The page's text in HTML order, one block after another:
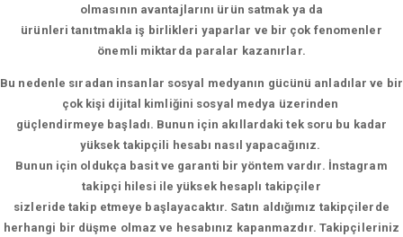
olmasının avantajlarını ürün satmak ya da
ürünleri tanıtmakla iş birlikleri yaparlar ve bir çok fenomenler
önemli miktarda paralar kazanırlar.
Bu nedenle sıradan insanlar sosyal medyanın gücünü anladılar ve bir
çok kişi dijital kimliğini sosyal medya üzerinden
güçlendirmeye başladı. Bunun için akıllardaki tek soru bu kadar
yüksek takipçili hesabı nasıl yapacağınız.
Bunun için oldukça basit ve garanti bir yöntem vardır. İnstagram
takipçi hilesi ile yüksek hesaplı takipçiler
sizleride takip etmeye başlayacaktır. Satın aldığımız takipçilerde
herhangi bir düşme olmaz ve hesabınız kapanmazdır. Takipçileriniz